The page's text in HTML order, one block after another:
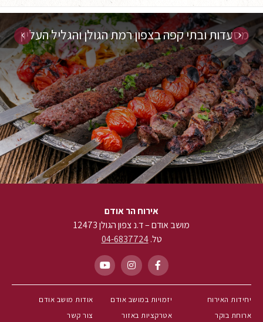
מסעדות ובתי קפה בצפון רמת הגולן והגליל העליון
אירוח הר אודם
מושב אודם – ד.נ צפון הגולן 12473
טל.04-6837724
יחידות האירוח
ארוחת בוקר
יזמויות במושב אודם
אטרקציות באזור
אודות מושב אודם
צור קשר